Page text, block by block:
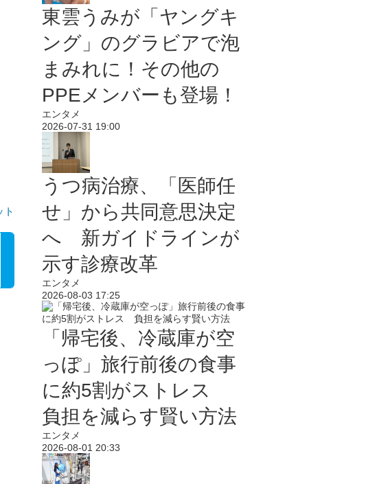
ト
東雲うみが「ヤングキ
ング」のグラビアで泡
まみれに！その他の
PPEメンバーも登場！
エンタメ
2026-07-31 19:00
うつ病治療、「医師任
せ」から共同意思決定
へ 新ガイドラインが
示す診療改革
エンタメ
2026-08-03 17:25
「帰宅後、冷蔵庫が空
っぽ」旅行前後の食事
に約5割がストレス
負担を減らす賢い方法
エンタメ
2026-08-01 20:33